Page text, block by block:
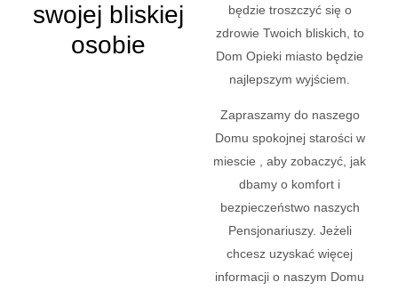
swojej bliskiej
osobie
będzie troszczyć się o
zdrowie Twoich bliskich, to
Dom Opieki miasto będzie
najlepszym wyjściem.
Zapraszamy do naszego
Domu spokojnej starości w
miescie , aby zobaczyć, jak
dbamy o komfort i
bezpieczeństwo naszych
Pensjonariuszy. Jeżeli
chcesz uzyskać więcej
informacji o naszym Domu